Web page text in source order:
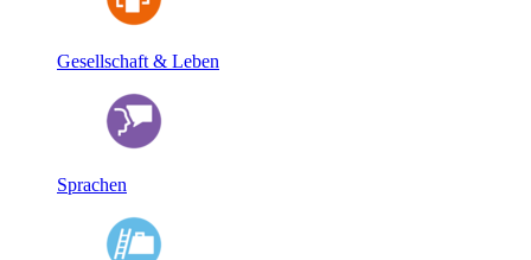
Gesellschaft & Leben
Sprachen